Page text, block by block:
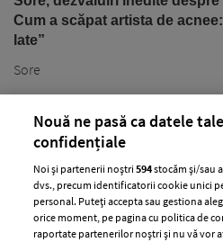
Cum a scăpat artista de
late”
Sore
Nouă ne pasă ca datele
confidențiale
Noi și partenerii noștri594stocăm și/sau
dvs., precum identificatorii cookie unici
personal. Puteți accepta sau gestiona
orice moment, pe pagina cu politica de
raportate partenerilor noștri și nu vă vor